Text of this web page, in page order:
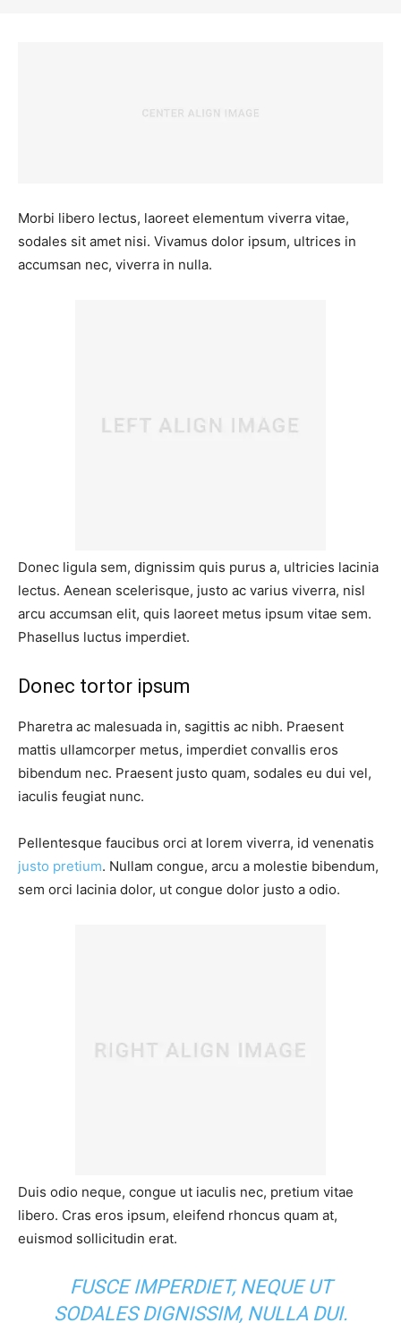
Morbi libero lectus, laoreet elementum viverra vitae,
sodales sit amet nisi. Vivamus dolor ipsum, ultrices in
accumsan nec, viverra in nulla.
Donec ligula sem, dignissim quis purus a, ultricies lacinia
lectus. Aenean scelerisque, justo ac varius viverra, nisl
arcu accumsan elit, quis laoreet metus ipsum vitae sem.
Phasellus luctus imperdiet.
Donec tortor ipsum
Pharetra ac malesuada in, sagittis ac nibh. Praesent
mattis ullamcorper metus, imperdiet convallis eros
bibendum nec. Praesent justo quam, sodales eu dui vel,
iaculis feugiat nunc.
Pellentesque faucibus orci at lorem viverra, id venenatis
justo pretium. Nullam congue, arcu a molestie bibendum,
sem orci lacinia dolor, ut congue dolor justo a odio.
Duis odio neque, congue ut iaculis nec, pretium vitae
libero. Cras eros ipsum, eleifend rhoncus quam at,
euismod sollicitudin erat.
FUSCE IMPERDIET, NEQUE UT
SODALES DIGNISSIM, NULLA DUI.